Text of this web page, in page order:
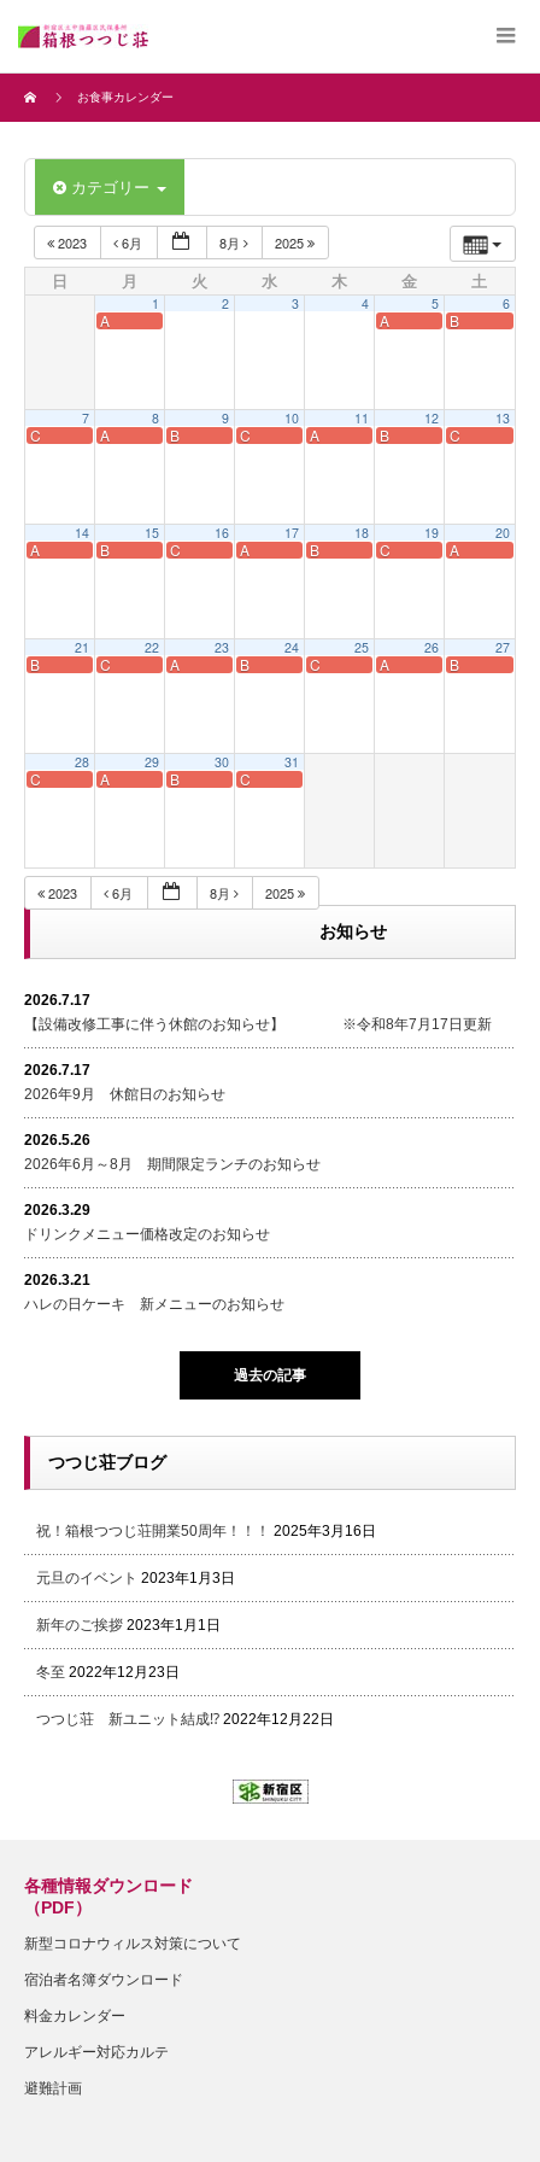
お食事カレンダー
カテゴリー
2023 6月 8月 2025
日 月 火 水 木 金 土
1
A
2 3 4 5
A
6
B
7
C
8
A
9
B
10
C
11
A
12
B
13
C
14
A
15
B
16
C
17
A
18
B
19
C
20
A
21
B
22
C
23
A
24
B
25
C
26
A
27
B
28
C
29
A
30
B
31
C
2023 6月 8月
2025
お知らせ
2026.7.17
【設備改修工事に伴う休館のお知らせ】 ※令和8年7月17日更新
2026.7.17
2026年9月 休館日のお知らせ
2026.5.26
2026年6月～8月 期間限定ランチのお知らせ
2026.3.29
ドリンクメニュー価格改定のお知らせ
2026.3.21
ハレの日ケーキ 新メニューのお知らせ
過去の記事
つつじ荘ブログ
祝！箱根つつじ荘開業50周年！！！ 2025年3月16日
元旦のイベント 2023年1月3日
新年のご挨拶 2023年1月1日
冬至 2022年12月23日
つつじ荘 新ユニット結成⁉ 2022年12月22日
各種情報ダウンロード
（PDF）
新型コロナウィルス対策について
宿泊者名簿ダウンロード
料金カレンダー
アレルギー対応カルテ
避難計画